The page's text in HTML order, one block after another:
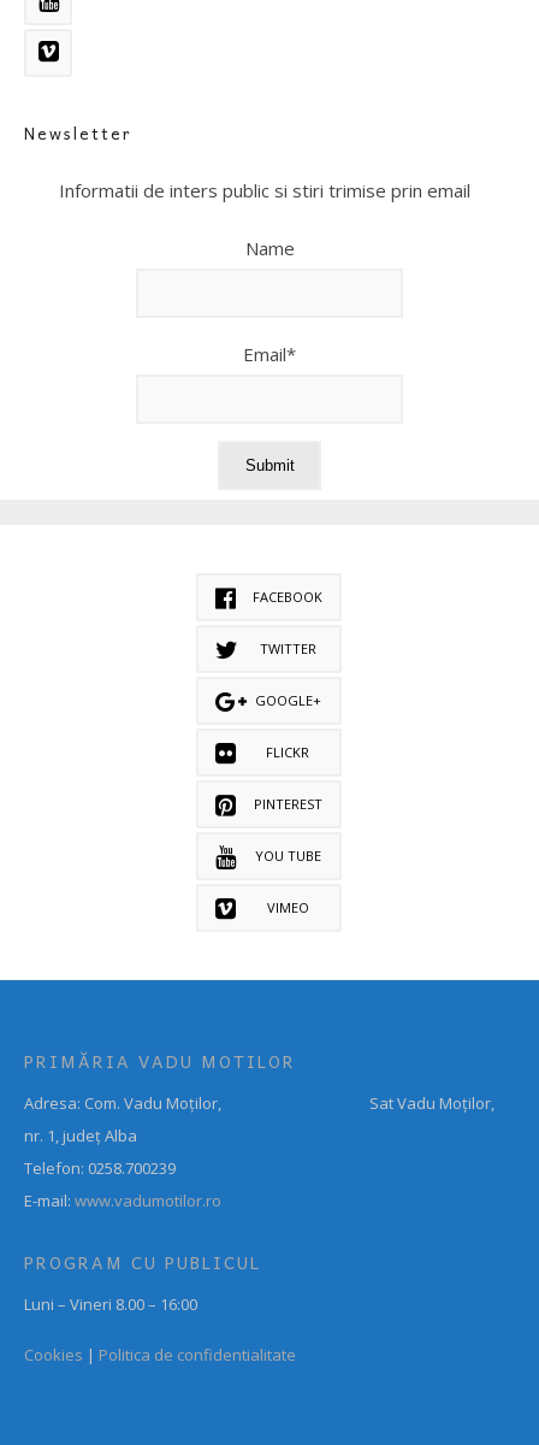
Newsletter
Informatii de inters public si stiri trimise prin email
Name
Email*
FACEBOOK
TWITTER
GOOGLE+
FLICKR
PINTEREST
YOU TUBE
VIMEO
PRIMĂRIA VADU MOTILOR
Adresa: Com. Vadu Moților, Sat Vadu Moților,
nr. 1, județ Alba
Telefon: 0258.700239
E-mail: www.vadumotilor.ro
PROGRAM CU PUBLICUL
Luni – Vineri 8.00 – 16:00
Cookies | Politica de confidentialitate